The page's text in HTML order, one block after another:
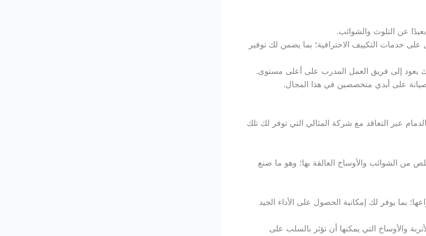
عن التلوث والشوائب.
خدمات التكييف الاحترافية؛ بما يضمن لك توفير
يعود إلى فريق العمل المدرب على أعلى مستوى.
على أيدي متخصصين في هذا المجال.
عبر التعاقد مع شركة المثالي التي توفر لك تلك
من الشوائب والأوساخ العالقة بها؛ وهو ما صنع
بما يوفر لك إمكانية الحصول على الأداء الجيد
والأوساخ التي يمكنها أن تؤثر بالسلب على